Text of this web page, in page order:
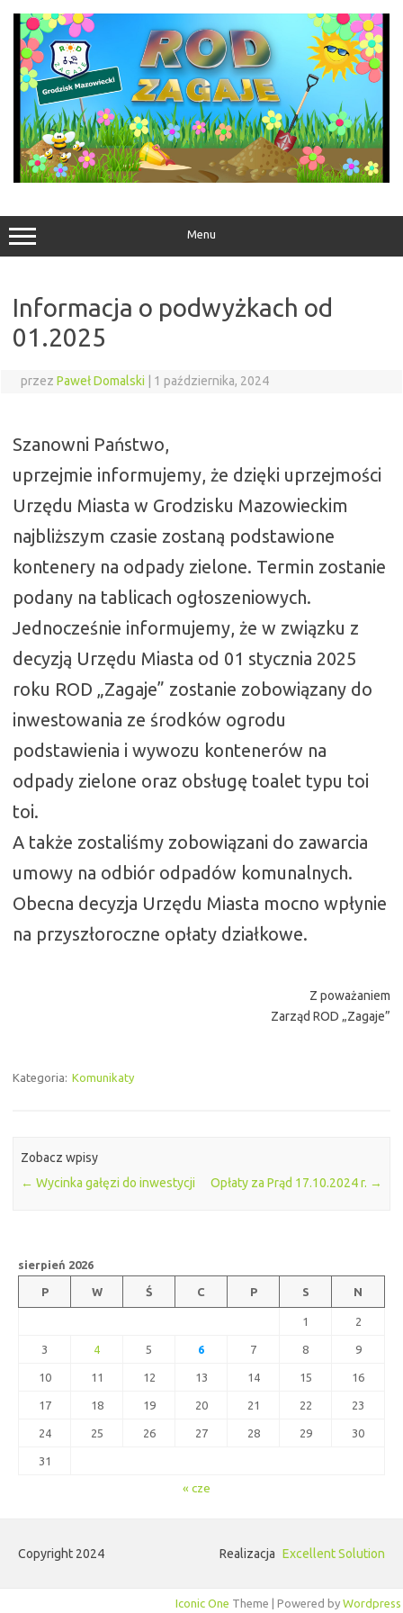
treści
Menu
Informacja o podwyżkach od
01.2025
przez Paweł Domalski 1 października, 2024
Szanowni Państwo,
uprzejmie informujemy, że dzięki uprzejmości
Urzędu Miasta w Grodzisku Mazowieckim
najbliższym czasie zostaną podstawione
kontenery na odpady zielone. Termin zostanie
podany na tablicach ogłoszeniowych.
Jednocześnie informujemy, że w związku z
decyzją Urzędu Miasta od 01 stycznia 2025
roku ROD „Zagaje” zostanie zobowiązany do
inwestowania ze środków ogrodu
podstawienia i wywozu kontenerów na
odpady zielone oraz obsługę toalet typu toi
toi.
A także zostaliśmy zobowiązani do zawarcia
umowy na odbiór odpadów komunalnych.
Obecna decyzja Urzędu Miasta mocno wpłynie
na przyszłoroczne opłaty działkowe.
Z poważaniem
Zarząd ROD „Zagaje”
Kategoria: Komunikaty
Zobacz wpisy
← Wycinka gałęzi do inwestycji Opłaty za Prąd 17.10.2024 r. →
sierpień 2026
P W Ś C P S N
1 2
3 4 5 6 7 8 9
10 11 12 13 14 15 16
17 18 19 20 21 22 23
24 25 26 27 28 29 30
31
« cze
Copyright 2024 Realizacja Excellent Solution
Iconic One Theme | Powered by Wordpress